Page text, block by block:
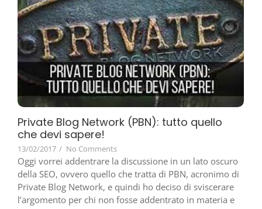
Private Blog Network (PBN): tutto quello
che devi sapere!
13/02/2017 / No Comments
Oggi vorrei addentrare la discussione in un lato oscuro
della SEO, ovvero quello che tratta di PBN, acronimo di
Private Blog Network, e quindi ho deciso di sviscerare
l’argomento per chi non fosse addentrato in materia e